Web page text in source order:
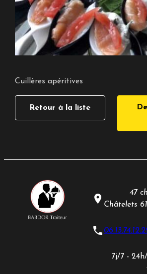
Cuillères apéritives
Retour à la liste
place
47
Châtelets
phone
7j/7 -